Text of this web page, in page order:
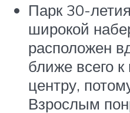
Парк 30-
широкой
расположен
ближе всего
центру,
Взрослым